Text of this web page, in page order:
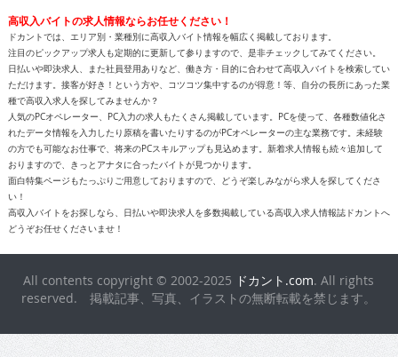
高収入バイトの求人情報ならお任せください！
ドカントでは、エリア別・業種別に高収入バイト情報を幅広く掲載しております。
注目のピックアップ求人も定期的に更新して参りますので、是非チェックしてみてください。
日払いや即決求人、また社員登用ありなど、働き方・目的に合わせて高収入バイトを検索してい
ただけます。接客が好き！という方や、コツコツ集中するのが得意！等、自分の長所にあった業
種で高収入求人を探してみませんか？
人気のPCオペレーター、PC入力の求人もたくさん掲載しています。PCを使って、各種数値化さ
れたデータ情報を入力したり原稿を書いたりするのがPCオペレーターの主な業務です。未経験
の方でも可能なお仕事で、将来のPCスキルアップも見込めます。新着求人情報も続々追加して
おりますので、きっとアナタに合ったバイトが見つかります。
面白特集ページもたっぷりご用意しておりますので、どうぞ楽しみながら求人を探してくださ
い！
高収入バイトをお探しなら、日払いや即決求人を多数掲載している高収入求人情報誌ドカントへ
どうぞお任せくださいませ！
All contents copyright © 2002-2025 ドカント.com. All rights
reserved. 掲載記事、写真、イラストの無断転載を禁じます。